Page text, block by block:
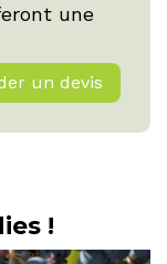
une
un devis
!